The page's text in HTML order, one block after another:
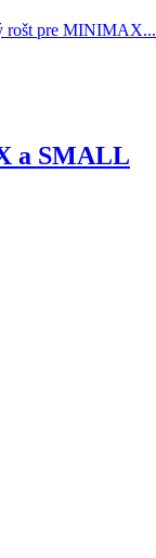
a SMALL